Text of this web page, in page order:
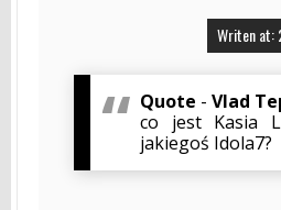
Writen at:
Quote - Vlad
co jest Kasia
jakiegoś Idola7?